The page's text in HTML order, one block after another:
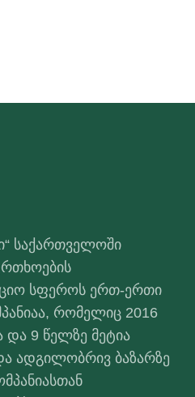
საქართველოში
სფეროს ერთ-ერთი
რომელიც 2016
და 9 წელზე მეტია
ადგილობრივ ბაზარზე